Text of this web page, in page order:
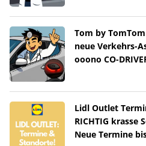
Tom by
neue Verkehrs-
ooono CO-
Lidl Outlet
RICHTIG krasse
Neue Termine